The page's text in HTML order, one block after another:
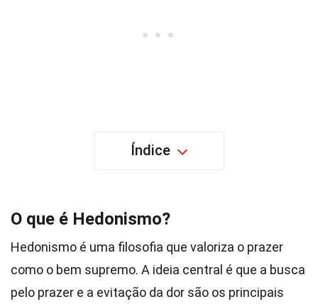
Índice
O que é Hedonismo?
Hedonismo é uma filosofia que valoriza o prazer
como o bem supremo. A ideia central é que a busca
pelo prazer e a evitação da dor são os principais